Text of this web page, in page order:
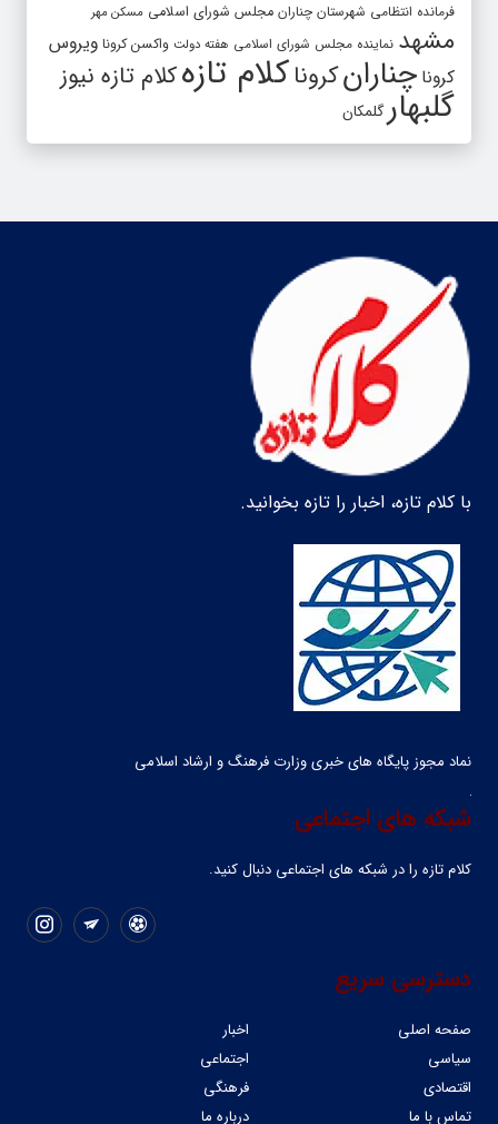
فرمانده انتظامی شهرستان چناران مجلس شورای اسلامی مسکن مهر
مشهد نماینده مجلس شورای اسلامی هفته دولت واکسن کرونا ویروس
کرونا چنارانکروناکلام تازهکلام تازه نیوز
گلبهارگلمکان
با کلام تازه، اخبار را تازه بخوانید.
نماد مجوز پایگاه های خبری وزارت فرهنگ و ارشاد اسلامی
شبکه های اجتماعی
کلام تازه را در شبکه ‌های اجتماعی دنبال کنید.
دسترسی سریع
صفحه اصلی
اخبار
سیاسی
اجتماعی
اقتصادی
فرهنگی
تماس با ما
درباره ما